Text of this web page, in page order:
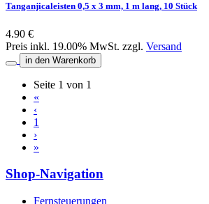
Tanganjicaleisten 0,5 x 3 mm, 1 m lang, 10 Stück
4.90 €
Preis inkl. 19.00% MwSt. zzgl. Versand
in den Warenkorb
Seite 1 von 1
«
‹
1
›
»
Shop-Navigation
Fernsteuerungen